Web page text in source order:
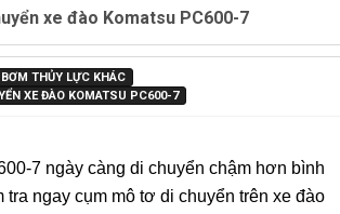
xe đào Komatsu PC600-7
THỦY LỰC KHÁC
XE ĐÀO KOMATSU PC600-7
7 ngày càng di chuyển chậm hơn bình
ngay cụm mô tơ di chuyển trên xe đào